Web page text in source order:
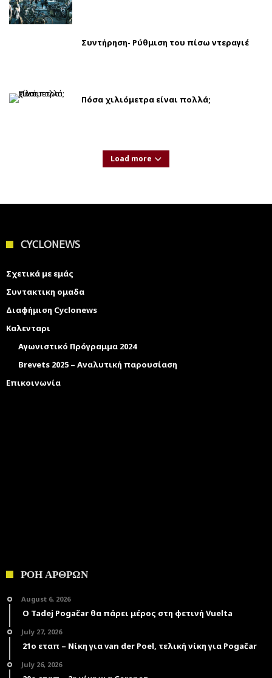
Συντήρηση- Ρύθμιση του πίσω ντεραγιέ
Πόσα χιλιόμετρα είναι πολλά;
Load more
CYCLONEWS
Σχετικά με εμάς
Συντακτικη ομαδα
Διαφήμιση Cyclonews
Καλενταρι
Αγωνιστικό Πρόγραμμα 2024
Brevets 2025 – Αναλυτική παρουσίαση
Επικοινωνία
ΡΟΗ ΑΡΘΡΩΝ
August 6, 2026
Ο Tadej Pogačar θα πάρει μέρος στη φετινή Vuelta
July 27, 2026
21ο εταπ – Νίκη για van der Poel, τελική νίκη για Pogačar
July 26, 2026